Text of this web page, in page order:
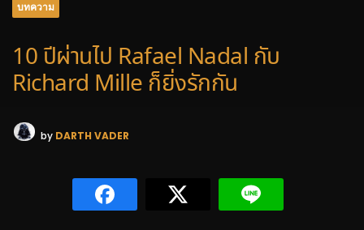
บทความ
10 ปีผ่านไป Rafael Nadal กับ
Richard Mille ก็ยิ่งรักกัน
by DARTH VADER